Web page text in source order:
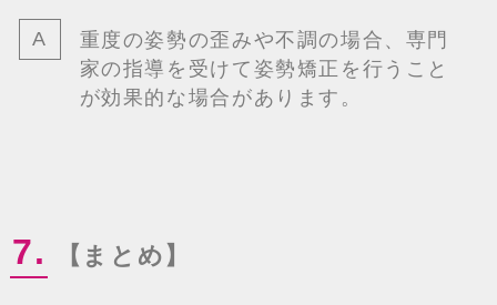
重度の姿勢の歪みや不調の場合、専門
家の指導を受けて姿勢矯正を行うこと
が効果的な場合があります。
7. 【まとめ】